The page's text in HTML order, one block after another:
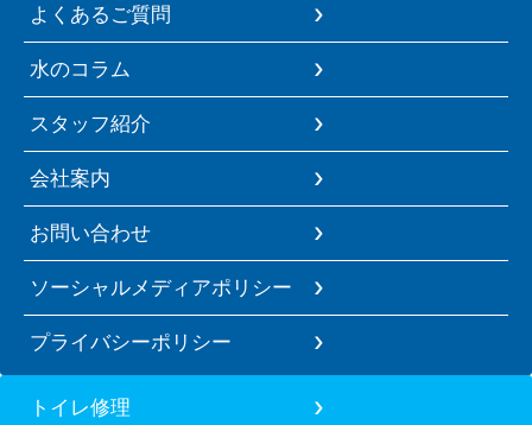
よくあるご質問
水のコラム
スタッフ紹介
会社案内
お問い合わせ
ソーシャルメディアポリシー
プライバシーポリシー
トイレ修理